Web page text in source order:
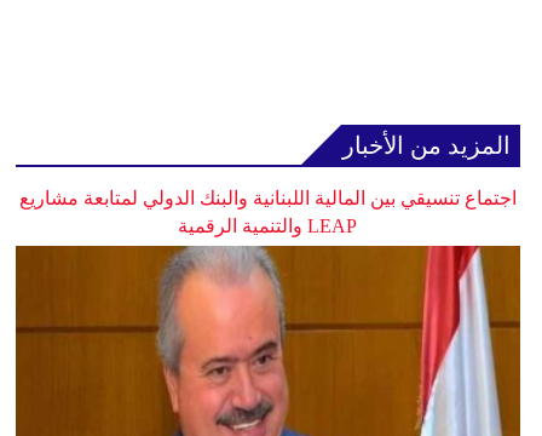
المزيد من الأخبار
اجتماع تنسيقي بين المالية اللبنانية والبنك الدولي لمتابعة مشاريع
LEAP والتنمية الرقمية